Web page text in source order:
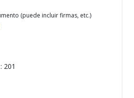
(puede incluir firmas, etc.)
201